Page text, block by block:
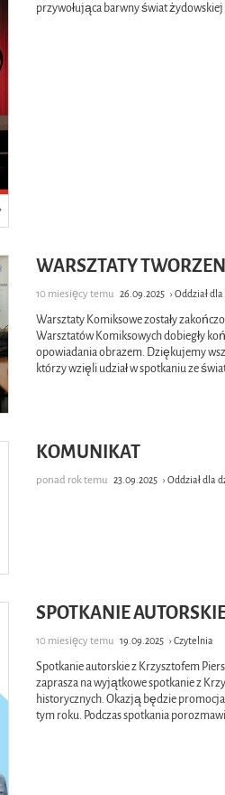
przywołująca barwny świat
WARSZTATY
10 miesięcy temu 26.09.2025› Oddział
Warsztaty Komiksowe zostały
Warsztatów Komiksowych dobiegły
opowiadania obrazem. Dziękujemy
którzy wzięli udział w spotkaniu ze
KOMUNIKAT
ponad rok temu 23.09.2025› Oddział dla
SPOTKANIE
10 miesięcy temu 19.09.2025› Czytelnia
Spotkanie autorskie z Krzysztofem
zaprasza na wyjątkowe spotkanie z
historycznych. Okazją będzie
tym roku. Podczas spotkania